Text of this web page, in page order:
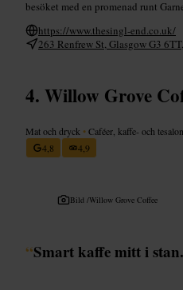
besöket med en promenad runt
https://www.thesingl-end.co.uk/
263 Renfrew St, Glasgow G3
Willow Grove
Mat och dryck •Caféer, kaffe- och
4,8
4,9
Bild /Willow Grove Coffee
“Smart kaffe mitt i stan.